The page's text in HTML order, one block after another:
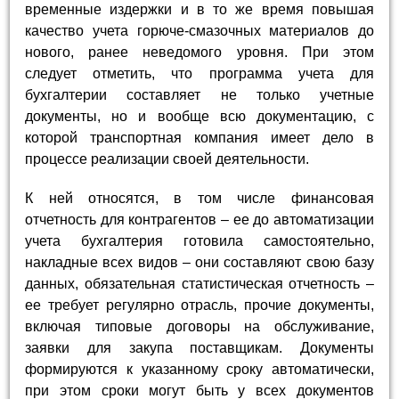
временные издержки и в то же время повышая
качество учета горюче-смазочных материалов до
нового, ранее неведомого уровня. При этом
следует отметить, что программа учета для
бухгалтерии составляет не только учетные
документы, но и вообще всю документацию, с
которой транспортная компания имеет дело в
процессе реализации своей деятельности.
К ней относятся, в том числе финансовая
отчетность для контрагентов – ее до автоматизации
учета бухгалтерия готовила самостоятельно,
накладные всех видов – они составляют свою базу
данных, обязательная статистическая отчетность –
ее требует регулярно отрасль, прочие документы,
включая типовые договоры на обслуживание,
заявки для закупа поставщикам. Документы
формируются к указанному сроку автоматически,
при этом сроки могут быть у всех документов